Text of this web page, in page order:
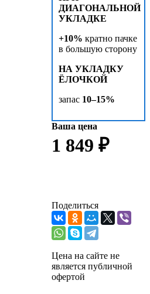
ДИАГОНАЛЬНОЙ
УКЛАДКЕ
+10% кратно пачке
в большую сторону
НА УКЛАДКУ
ЁЛОЧКОЙ
запас 10–15%
Ваша цена
1 849 ₽
Поделиться
Цена на сайте не
является публичной
офертой